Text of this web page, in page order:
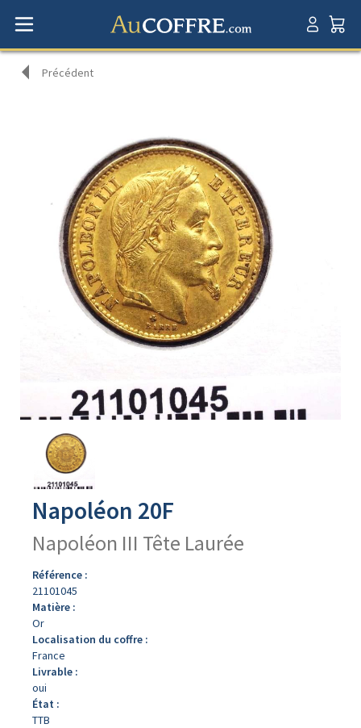
Précédent
produit
Napoléon 20F
Napoléon III Tête Laurée
Référence :
21101045
Matière :
Or
Localisation du coffre :
France
Livrable :
oui
État :
TTB